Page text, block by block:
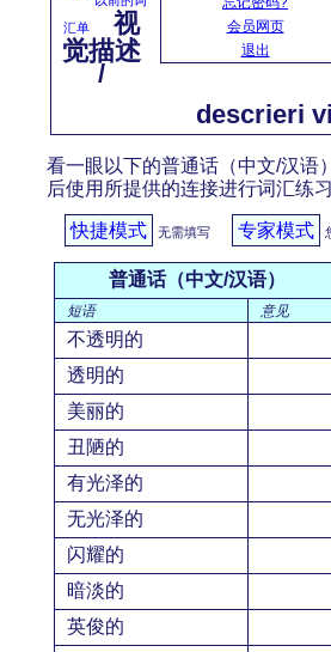
会员网页
退出
汇单
视
觉描述
/
descrieri
看一眼以下的普通话（中文/汉语
后使用所提供的连接进行词汇练
快捷模式 无需填写 专家模式
普通话（中文/汉语）
短语 意见
不透明的
透明的
美丽的
丑陋的
有光泽的
无光泽的
闪耀的
暗淡的
英俊的